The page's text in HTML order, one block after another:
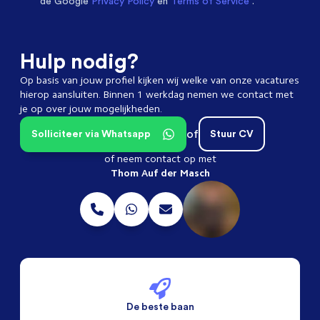
Hulp nodig?
Op basis van jouw profiel kijken wij welke van onze vacatures
hierop aansluiten. Binnen 1 werkdag nemen we contact met
je op over jouw mogelijkheden.
Stuur CV
of
Solliciteer via Whatsapp
of neem contact op met
Thom Auf der Masch
De beste baan